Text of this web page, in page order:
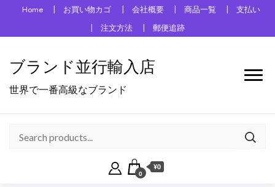
Home お買い物カゴ 会社概要 商品一覧
支払い
注文方法
郵便追跡
ブランド並行輸入店
世界で一番高級なブランド
0
¥0